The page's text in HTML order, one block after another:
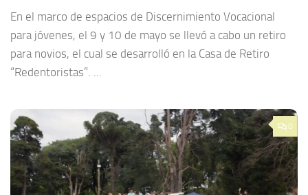
En el marco de espacios de Discernimiento Vocacional
para jóvenes, el 9 y 10 de mayo se llevó a cabo un retiro
para novios, el cual se desarrolló en la Casa de Retiro
“Redentoristas”. ...
0